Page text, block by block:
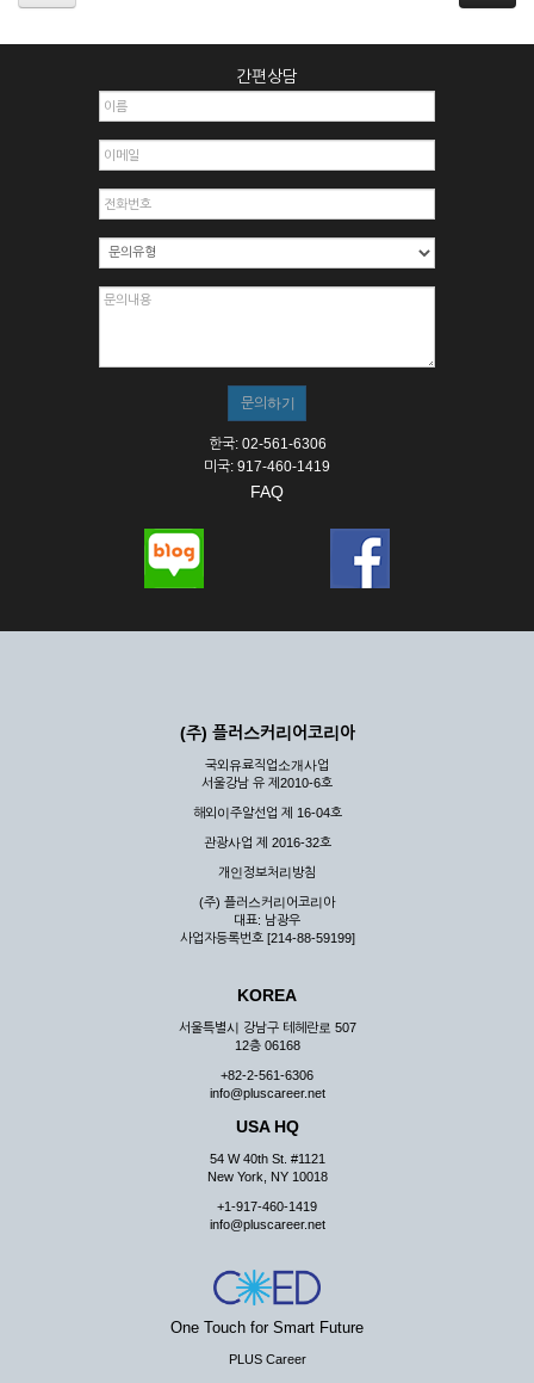
2. 개인정보를 허위로 기재하여 신청할 경우
3. 경쟁 관게에 있는 이용자가 신청할 경우
4. 타인의 서비스 이용을 방해하거나, 정보를 도용한 경우
6. 이용자가 영업활동 또는 부정한 용도로 본 서비스를 이용할
7. 회사의 정보를 사전 승낙 없이 전재, 변조, 복사하여 이용하
8. 기타 회사가 정한 제반 사항을 위반하며 신청하는 경우
제5조 (서비스의 이용 및 중지)
② 시스템 점검, 교체 및 고장, 기술적인 이유, 국가비상사태, 정
스가 불가능할 경우 회사는 사전 공지나 예고 없이 서비스의 전
부 또는 일부를 일시적 또는 영구적으로 중지할 수 있습니다.
③ 기타 회사는 서비스를 제공할 수 없는 합당한 사유가 발생한
④ 회사는 제 2항 및 제 3항의 사유로 서비스의 제공이 일시적
여 배상하지 않습니다.
제3장 권리 및 의무
공할 수 있도록 최선의 노력을 다하여야 합니다.
게 누설, 배포하여서는 안됩니다. 다만, 관계법령에 의하여 국가
기관 등의 합법적인 요구가 있는 경우에는 해당 되지 않습니다.
③ 회사는 이용자로부터 제기되는 의견이나 불만이 정당하다고
인정할 경우에는 즉시 처리하여야 하며, 즉시 처리가 곤란한 경
우 그 처리를 위해 노력해야 합니다.
제7조 (회원의 의무)
① 회원은 ID와 비밀 번호에 관한 모든 관리의 책임이 있으며
② 회원은 이용신청서의 기재내용 중 변경된 내용이 있는 경우
서비스를 통하여 그 내용을 회사에 통지하여야 합니다.
③ 다른 회원의 ID와 비밀번호를 부당하게 사용하는 행위를
④ 회원은 회사의 서비스에서 타 사이트의 홍보행위를 하지 않
아야 하며 공공질서나 미풍약속에 위배되는 내용 혹은 저작권을
리 행위도 할 수 없습니다.
사가 통지하는 사항을 준수하여야 하며, 기타 회사의 업무에 방
해되는 행위를 하여서는 아니 됩니다.
제8조 (회원의 관리)
① 회원은 언제든 이 약관에 대한 동의를 철회할 수 있습니다.
간편상담
한국: 02-561-6306
미국: 917-460-1419
FAQ
(주) 플러스커리어코리아
국외유료직업소개사업
서울강남 유 제2010-6호
해외이주알선업 제 16-04호
관광사업 제 2016-32호
개인정보처리방침
(주) 플러스커리어코리아
대표: 남광우
사업자등록번호 [214-88-59199]
KOREA
서울특별시 강남구 테헤란로 507
12층 06168
+82-2-561-6306
info@pluscareer.net
USA HQ
54 W 40th St. #1121
New York, NY 10018
+1-917-460-1419
info@pluscareer.net
One Touch for Smart Future
PLUS Career